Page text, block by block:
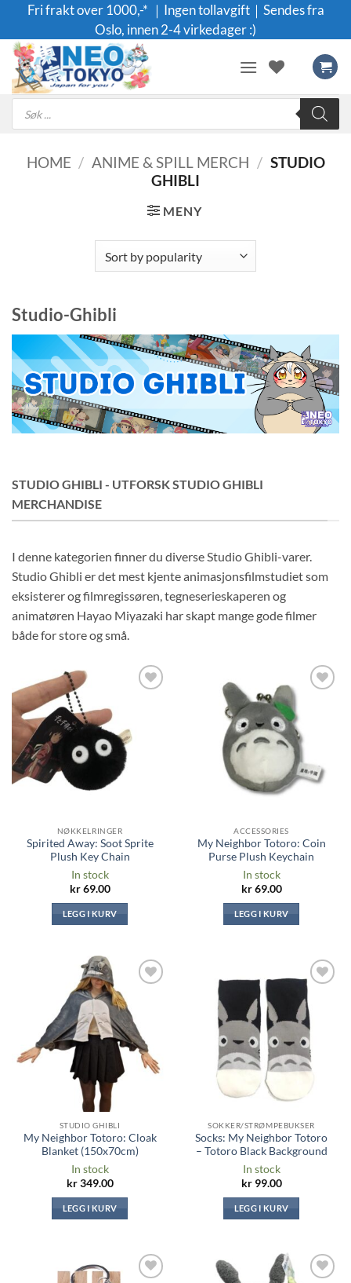
content
Fri frakt over 1000,-* ｜Ingen tollavgift｜Sendes fra
Oslo, innen 2-4 virkedager :)
Products
search
HOME / ANIME & SPILL MERCH / STUDIO
GHIBLI
MENY
Studio-Ghibli
STUDIO GHIBLI - UTFORSK STUDIO GHIBLI
MERCHANDISE
I denne kategorien finner du diverse Studio Ghibli-varer.
Studio Ghibli er det mest kjente animasjonsfilmstudiet som
eksisterer og filmregissøren, tegneserieskaperen og
animatøren Hayao Miyazaki har skapt mange gode filmer
både for store og små.
NØKKELRINGER
Spirited Away: Soot Sprite
Plush Key Chain
In stock
kr69.00
LEGG I KURV
ønskeliste
ACCESSORIES
My Neighbor Totoro: Coin
Purse Plush Keychain
In stock
kr69.00
LEGG I KURV
ønskeliste
STUDIO GHIBLI
My Neighbor Totoro: Cloak
Blanket (150x70cm)
In stock
kr349.00
LEGG I KURV
Legg til i
ønskeliste
SOKKER/STRØMPEBUKSER
Socks: My Neighbor Totoro
– Totoro Black Background
In stock
kr99.00
LEGG I KURV